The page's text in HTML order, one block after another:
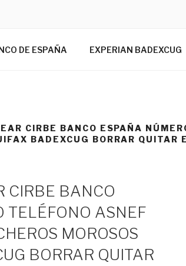
DE ESPAÑA EXPERIAN BADEXCUG
CIRBE BANCO ESPAÑA
BADEXCUG BORRAR QUITAR
CIRBE BANCO
TELÉFONO ASNEF
MOROSOS
BORRAR QUITAR